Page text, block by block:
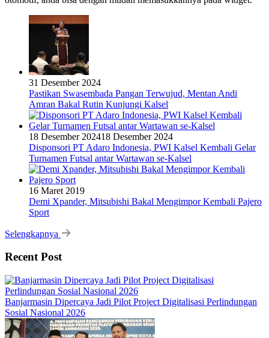
31 Desember 2024
Pastikan Swasembada Pangan Terwujud, Mentan Andi
Amran Bakal Rutin Kunjungi Kalsel
18 Desember 202418 Desember 2024
Disponsori PT Adaro Indonesia, PWI Kalsel Kembali Gelar
Turnamen Futsal antar Wartawan se-Kalsel
16 Maret 2019
Demi Xpander, Mitsubishi Bakal Mengimpor Kembali Pajero
Sport
Selengkapnya
Recent Post
Banjarmasin Dipercaya Jadi Pilot Project Digitalisasi Perlindungan
Sosial Nasional 2026